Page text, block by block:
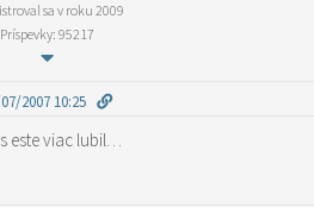
sa v roku 2009
Príspevky: 95217
2007 10:25
este viac lubil…